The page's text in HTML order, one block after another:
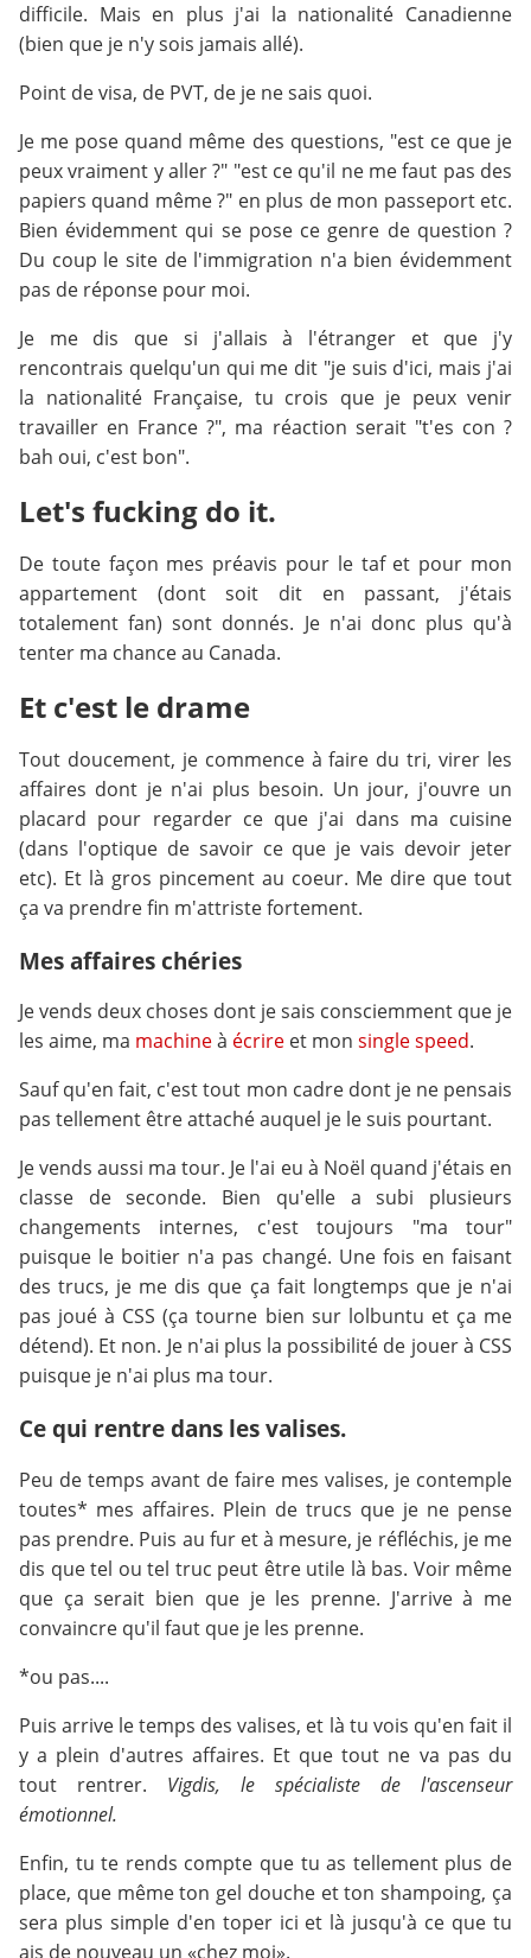
difficile. Mais en plus j'ai la nationalité Canadienne
(bien que je n'y sois jamais allé).
Point de visa, de PVT, de je ne sais quoi.
Je me pose quand même des questions, "est ce que je
peux vraiment y aller ?" "est ce qu'il ne me faut pas des
papiers quand même ?" en plus de mon passeport etc.
Bien évidemment qui se pose ce genre de question ?
Du coup le site de l'immigration n'a bien évidemment
pas de réponse pour moi.
Je me dis que si j'allais à l'étranger et que j'y
rencontrais quelqu'un qui me dit "je suis d'ici, mais j'ai
la nationalité Française, tu crois que je peux venir
travailler en France ?", ma réaction serait "t'es con ?
bah oui, c'est bon".
Let's fucking do it.
De toute façon mes préavis pour le taf et pour mon
appartement (dont soit dit en passant, j'étais
totalement fan) sont donnés. Je n'ai donc plus qu'à
tenter ma chance au Canada.
Et c'est le drame
Tout doucement, je commence à faire du tri, virer les
affaires dont je n'ai plus besoin. Un jour, j'ouvre un
placard pour regarder ce que j'ai dans ma cuisine
(dans l'optique de savoir ce que je vais devoir jeter
etc). Et là gros pincement au coeur. Me dire que tout
ça va prendre fin m'attriste fortement.
Mes affaires chéries
Je vends deux choses dont je sais consciemment que je
les aime, ma machineà écrire et mon singlespeed.
Sauf qu'en fait, c'est tout mon cadre dont je ne pensais
pas tellement être attaché auquel je le suis pourtant.
Je vends aussi ma tour. Je l'ai eu à Noël quand j'étais en
classe de seconde. Bien qu'elle a subi plusieurs
changements internes, c'est toujours "ma tour"
puisque le boitier n'a pas changé. Une fois en faisant
des trucs, je me dis que ça fait longtemps que je n'ai
pas joué à CSS (ça tourne bien sur lolbuntu et ça me
détend). Et non. Je n'ai plus la possibilité de jouer à CSS
puisque je n'ai plus ma tour.
Ce qui rentre dans les valises.
Peu de temps avant de faire mes valises, je contemple
toutes* mes affaires. Plein de trucs que je ne pense
pas prendre. Puis au fur et à mesure, je réfléchis, je me
dis que tel ou tel truc peut être utile là bas. Voir même
que ça serait bien que je les prenne. J'arrive à me
convaincre qu'il faut que je les prenne.
*ou pas....
Puis arrive le temps des valises, et là tu vois qu'en fait il
y a plein d'autres affaires. Et que tout ne va pas du
tout rentrer. Vigdis, le spécialiste de l'ascenseur
émotionnel.
Enfin, tu te rends compte que tu as tellement plus de
place, que même ton gel douche et ton shampoing, ça
sera plus simple d'en toper ici et là jusqu'à ce que tu
ais de nouveau un «chez moi».